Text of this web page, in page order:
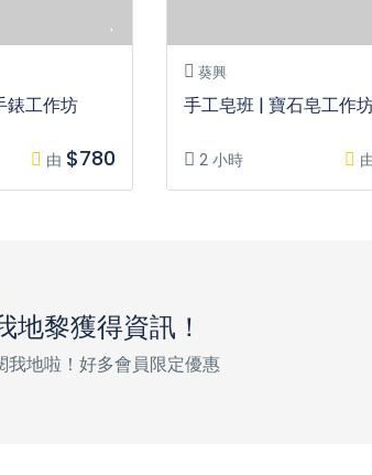
錶工作坊
由 $780
葵興
手工皂班 | 寶石皂工作
2 小時
地黎獲得資訊！
我地啦！好多會員限定優惠